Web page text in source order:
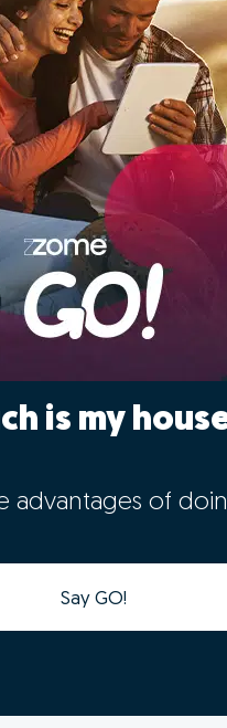
is my
advantages of
Say GO!